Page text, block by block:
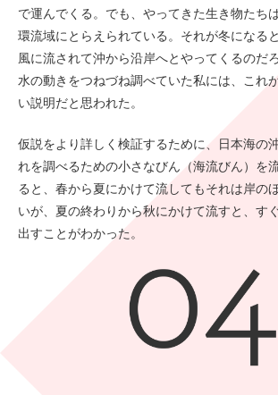
で運んでくる。でも、やってきた生き物たち
環流域にとらえられている。それが冬になる
風に流されて沖から沿岸へとやってくるのだ
水の動きをつねづね調べていた私には、これ
い説明だと思われた。
仮説をより詳しく検証するために、日本海の
れを調べるための小さなびん（海流びん）を
ると、春から夏にかけて流してもそれは岸の
いが、夏の終わりから秋にかけて流すと、す
出すことがわかった。